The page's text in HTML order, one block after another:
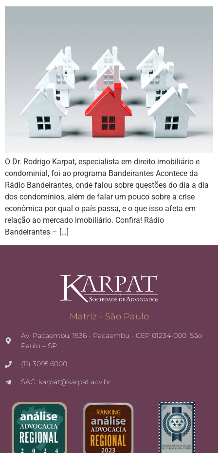
O Dr. Rodrigo Karpat, especialista em direito imobiliário e
condominial, foi ao programa Bandeirantes Acontece da
Rádio Bandeirantes, onde falou sobre questões do dia a dia
dos condomínios, além de falar um pouco sobre a crise
econômica por qual o país passa, e o que isso afeta em
relação ao mercado imobiliário. Confira! Rádio
Bandeirantes – […]
Matriz - São Paulo
Av. Pacaembu, 1536 - Pacaembu - CEP 01234-000, São
Paulo – SP
(11) 3095.6000
SAC: karpat@karpat.adv.br